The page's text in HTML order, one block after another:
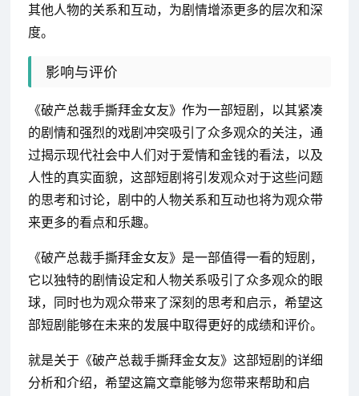
其他人物的关系和互动，为剧情增添更多的层次和深
度。
影响与评价
《破产总裁手撕拜金女友》作为一部短剧，以其紧凑
的剧情和强烈的戏剧冲突吸引了众多观众的关注，通
过揭示现代社会中人们对于爱情和金钱的看法，以及
人性的真实面貌，这部短剧将引发观众对于这些问题
的思考和讨论，剧中的人物关系和互动也将为观众带
来更多的看点和乐趣。
《破产总裁手撕拜金女友》是一部值得一看的短剧，
它以独特的剧情设定和人物关系吸引了众多观众的眼
球，同时也为观众带来了深刻的思考和启示，希望这
部短剧能够在未来的发展中取得更好的成绩和评价。
就是关于《破产总裁手撕拜金女友》这部短剧的详细
分析和介绍，希望这篇文章能够为您带来帮助和启